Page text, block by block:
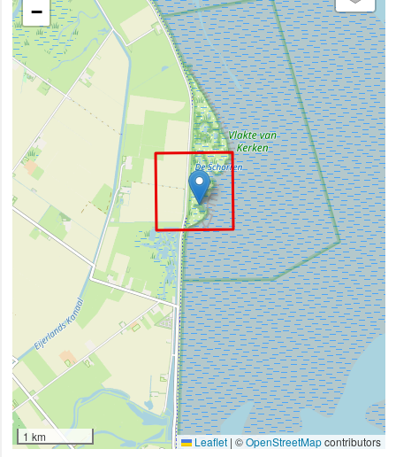
−
1 km Leaflet | ©OpenStreetMapcontributors